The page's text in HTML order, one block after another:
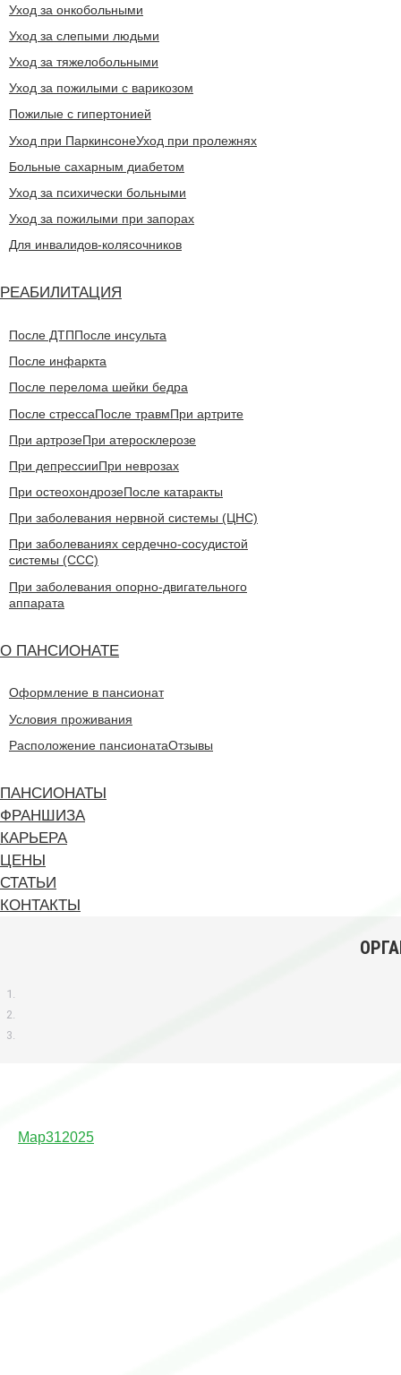
Уход за онкобольными
Уход за слепыми людьми
Уход за тяжелобольными
Уход за пожилыми с варикозом
Пожилые с гипертонией
Уход при ПаркинсонеУход при пролежнях
Больные сахарным диабетом
Уход за психически больными
Уход за пожилыми при запорах
Для инвалидов-колясочников
РЕАБИЛИТАЦИЯ
После ДТППосле инсульта
После инфаркта
После перелома шейки бедра
После стрессаПосле травмПри артрите
При артрозеПри атеросклерозе
При депрессииПри неврозах
При остеохондрозеПосле катаракты
При заболевания нервной системы (ЦНС)
При заболеваниях сердечно-сосудистой
системы (CCC)
При заболевания опорно-двигательного
аппарата
О ПАНСИОНАТЕ
Оформление в пансионат
Условия проживания
Расположение пансионатаОтзывы
ПАНСИОНАТЫ
ФРАНШИЗА
КАРЬЕРА
ЦЕНЫ
СТАТЬИ
КОНТАКТЫ
Мар312025